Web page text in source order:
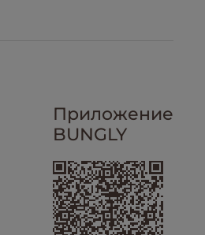
Приложение
BUNGLY